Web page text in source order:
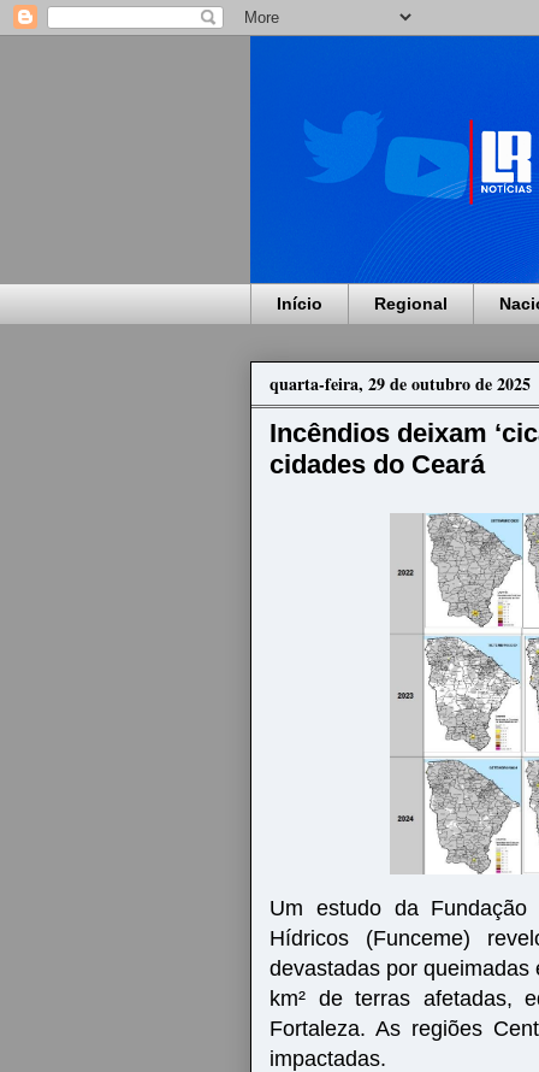
Início Regional
quarta-feira, 29 de outubro de 2025
Incêndios deixam
cidades do Ceará
Um estudo da Fundação
Hídricos (Funceme)
devastadas por
km² de terras afetadas,
Fortaleza. As regiões
impactadas.